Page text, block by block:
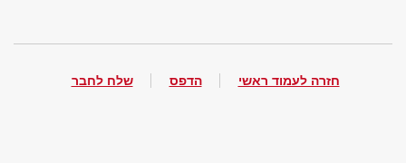
חזרה לעמוד ראשי הדפס שלח לחבר